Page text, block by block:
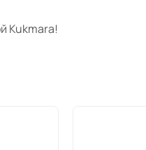
Kukmara!